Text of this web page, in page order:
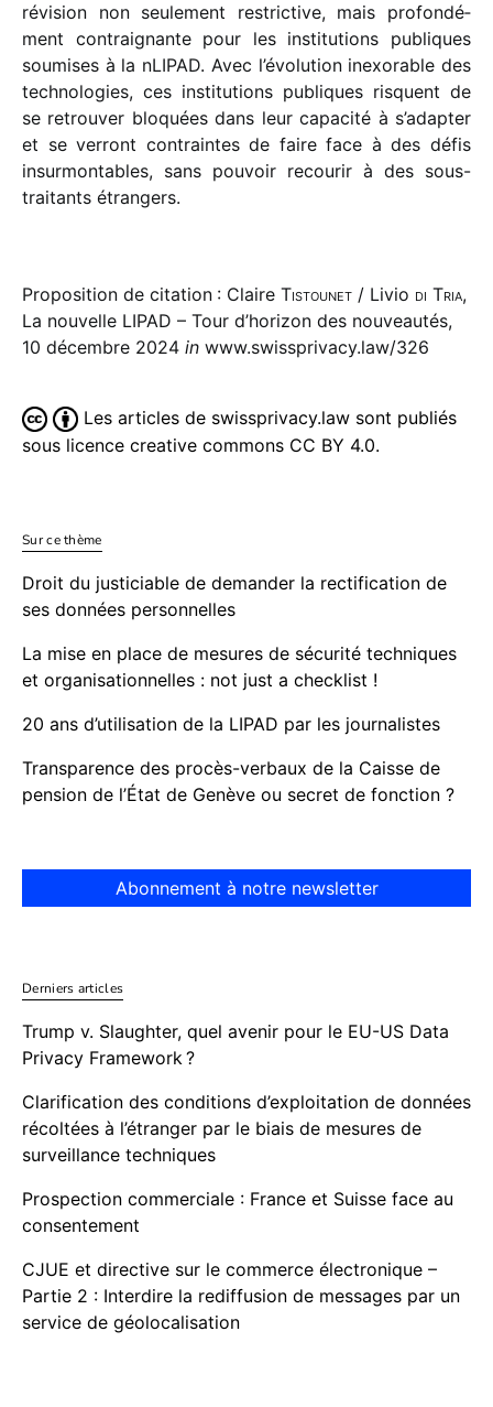
révi­sion non seule­ment restric­tive, mais profon­dé­
ment contrai­gnante pour les insti­tu­tions publiques
soumises à la nLIPAD. Avec l’évolution inexo­rable des
tech­no­lo­gies, ces insti­tu­tions publiques risquent de
se retrou­ver bloquées dans leur capa­cité à s’adapter
et se verront contraintes de faire face à des défis
insur­mon­tables, sans pouvoir recou­rir à des sous-
trai­tants étrangers.
Proposition de citation : Claire Tistounet / Livio di Tria,
La nouvelle LIPAD – Tour d’horizon des nouveautés,
10 décembre 2024 in www.swissprivacy.law/326
Les articles de swissprivacy.law sont publiés
sous licence creative commons CC BY 4.0.
Sur ce thème
Droit du justiciable de demander la rectification de
ses données personnelles
La mise en place de mesures de sécurité techniques
et organisationnelles : not just a checklist !
20 ans d’utilisation de la LIPAD par les journalistes
Transparence des procès-verbaux de la Caisse de
pension de l’État de Genève ou secret de fonction ?
Abonnement à notre newsletter
Derniers articles
Trump v. Slaughter, quel avenir pour le EU-US Data
Privacy Framework ?
Clarification des conditions d’exploitation de données
récoltées à l’étranger par le biais de mesures de
surveillance techniques
Prospection commerciale : France et Suisse face au
consentement
CJUE et directive sur le commerce électronique –
Partie 2 : Interdire la rediffusion de messages par un
service de géolocalisation